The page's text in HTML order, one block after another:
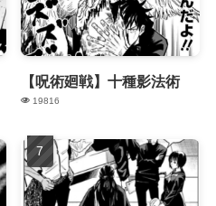
【呪術廻戦】十種影法術
19816